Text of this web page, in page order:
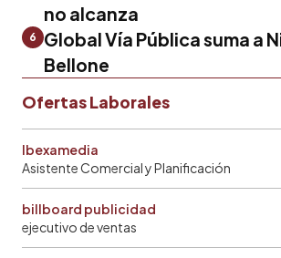
no alcanza
6
Global Vía Pública suma a
Bellone
Ofertas Laborales
Ibexamedia
Asistente Comercial y Planificación
billboard publicidad
ejecutivo de ventas